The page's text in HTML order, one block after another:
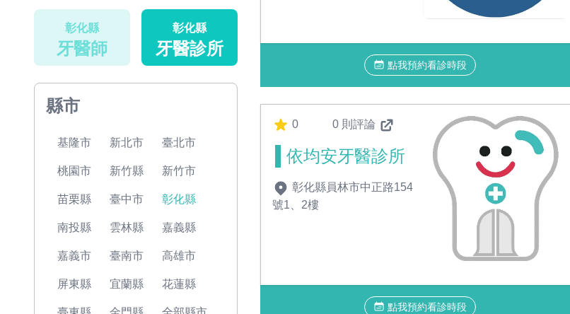
彰化縣
牙醫師
彰化縣
牙醫診所
縣市
基隆市 新北市 臺北市
桃園市 新竹縣 新竹市
苗栗縣 臺中市 彰化縣
南投縣 雲林縣 嘉義縣
嘉義市 臺南市 高雄市
屏東縣 宜蘭縣 花蓮縣
點我預約看診時段
0 0 則評論
依均安牙醫診所
彰化縣員林市中正路154
號1、2樓
點我預約看診時段